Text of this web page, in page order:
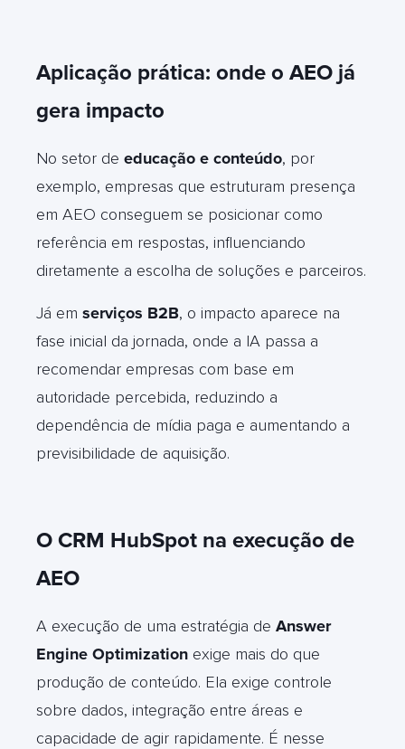
Aplicação prática: onde o AEO já
gera impacto
No setor de educação e conteúdo, por
exemplo, empresas que estruturam presença
em AEO conseguem se posicionar como
referência em respostas, influenciando
diretamente a escolha de soluções e parceiros.
Já em serviços B2B, o impacto aparece na
fase inicial da jornada, onde a IA passa a
recomendar empresas com base em
autoridade percebida, reduzindo a
dependência de mídia paga e aumentando a
previsibilidade de aquisição.
O CRM HubSpot na execução de
AEO
A execução de uma estratégia de Answer
Engine Optimization exige mais do que
produção de conteúdo. Ela exige controle
sobre dados, integração entre áreas e
capacidade de agir rapidamente. É nesse